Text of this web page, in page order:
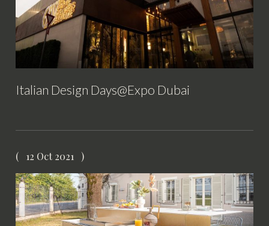
Italian Design Days@Expo Dubai
12 Oct 2021